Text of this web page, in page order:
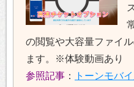
の閲覧や大容量ファイ
ます。※体験動画あり
参照記事 ：
トーンモバ